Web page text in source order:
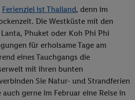
Ferienziel ist Thailand, denn im
Die Westküste mit den
Phuket oder Koh Phi Phi
für erholsame Tage am
eines Tauchgangs die
mit ihren bunten
Sie Natur- und Strandferien
gerne im Februar eine Reise in